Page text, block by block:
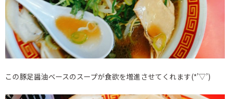
この豚足醤油ベースのスープが食欲を増進させてくれます(*’▽’)